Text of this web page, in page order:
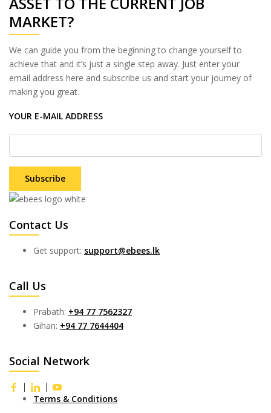
MARKET?
We can guide you from the beginning to change yourself to
achieve that and it’s just a single step away. Just enter your
email address here and subscribe us and start your journey of
making you great.
YOUR E-MAIL ADDRESS
Subscribe
Contact Us
Get support: support@ebees.lk
Call Us
Prabath: +94 77 7562327
Gihan: +94 77 7644404
Social Network
Terms & Conditions